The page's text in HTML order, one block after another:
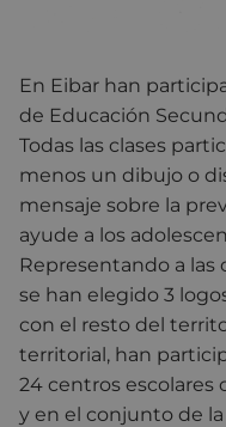
En Eibar han
de Educación
Todas las clases
menos un dibujo o
mensaje sobre la
ayude a los
Representando a las
se han elegido 3
con el resto del
territorial, han
24 centros escolares
y en el conjunto de